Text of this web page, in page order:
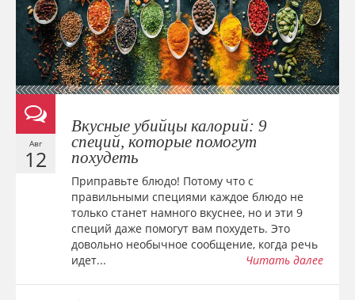
Авг
12
Вкусные убийцы калорий: 9
специй, которые помогут
похудеть
Приправьте блюдо! Потому что с
правильными специями каждое блюдо не
только станет намного вкуснее, но и эти 9
специй даже помогут вам похудеть. Это
довольно необычное сообщение, когда речь
идет...
Читать далее